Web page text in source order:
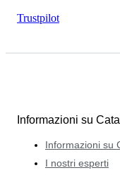
Trustpilot
Informazioni su
Informazioni su
I nostri esperti